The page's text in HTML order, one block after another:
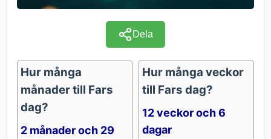
Dela
Hur många
månader till Fars
dag?
2 månader och 29
Hur många veckor
till Fars dag?
12 veckor och 6
dagar